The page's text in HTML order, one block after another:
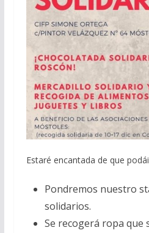
Estaré encantada de que
Pondremos nuestro
solidarios.
Se recogerá ropa que